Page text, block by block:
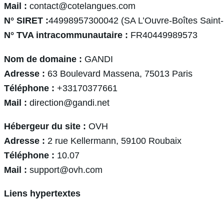
Mail : contact@cotelangues.com
N° SIRET :44998957300042 (SA L’Ouvre-Boîtes
N° TVA intracommunautaire : FR40449989573
Nom de domaine : GANDI
Adresse : 63 Boulevard Massena, 75013 Paris
Téléphone : +33170377661
Mail : direction@gandi.net
Hébergeur du site : OVH
Adresse : 2 rue Kellermann, 59100 Roubaix
Téléphone : 10.07
Mail : support@ovh.com
Liens hypertextes